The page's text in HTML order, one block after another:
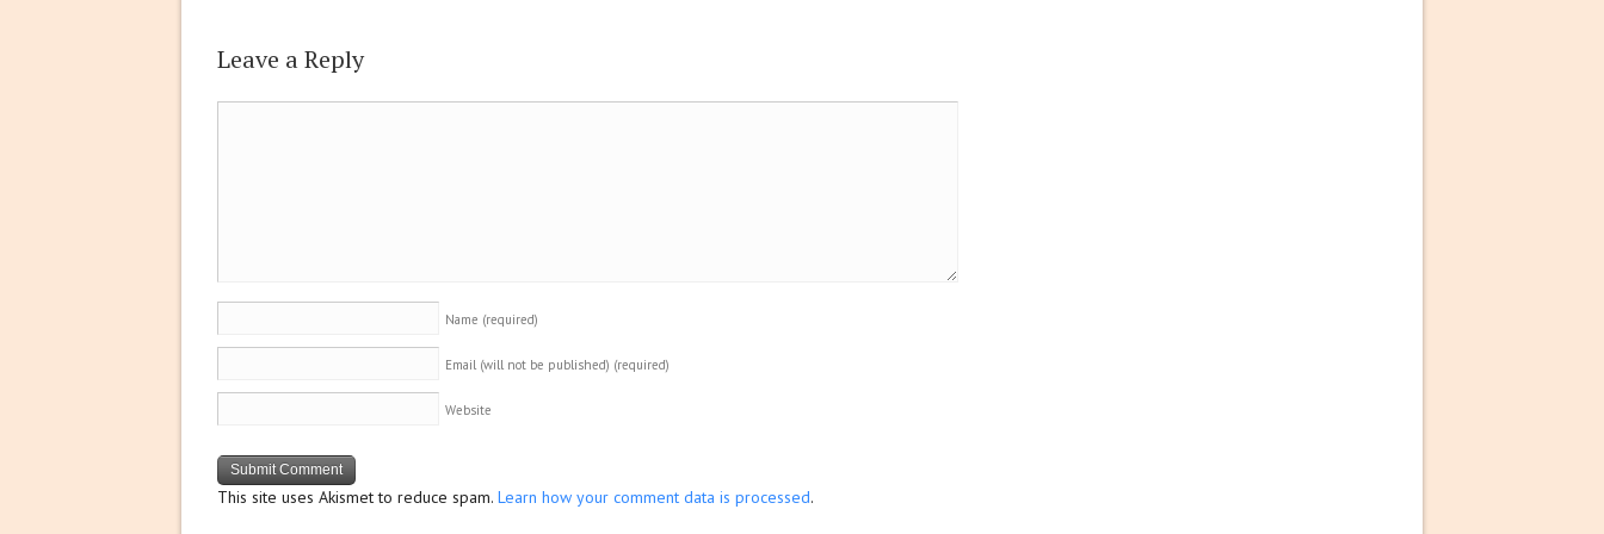
Leave a Reply
Name (required)
Email (will not be published) (required)
Website
This site uses Akismet to reduce spam. Learn how your comment data is processed.